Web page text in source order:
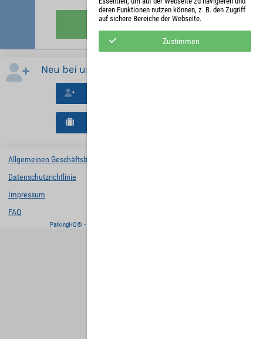
Anmelden
Neu bei uns?
Allgemeinen Geschäftsbedingungen
Datenschutzrichtlinie
Impressum
FAQ
ParkingHQ® - eine Lösung von
deren Funktionen nutzen können, z. B. den Zugriff
auf sichere Bereiche der Webseite.
Zustimmen